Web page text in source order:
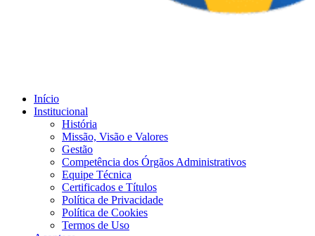
Início
Institucional
História
Missão, Visão e Valores
Gestão
Competência dos Órgãos Administrativos
Equipe Técnica
Certificados e Títulos
Política de Privacidade
Política de Cookies
Termos de Uso